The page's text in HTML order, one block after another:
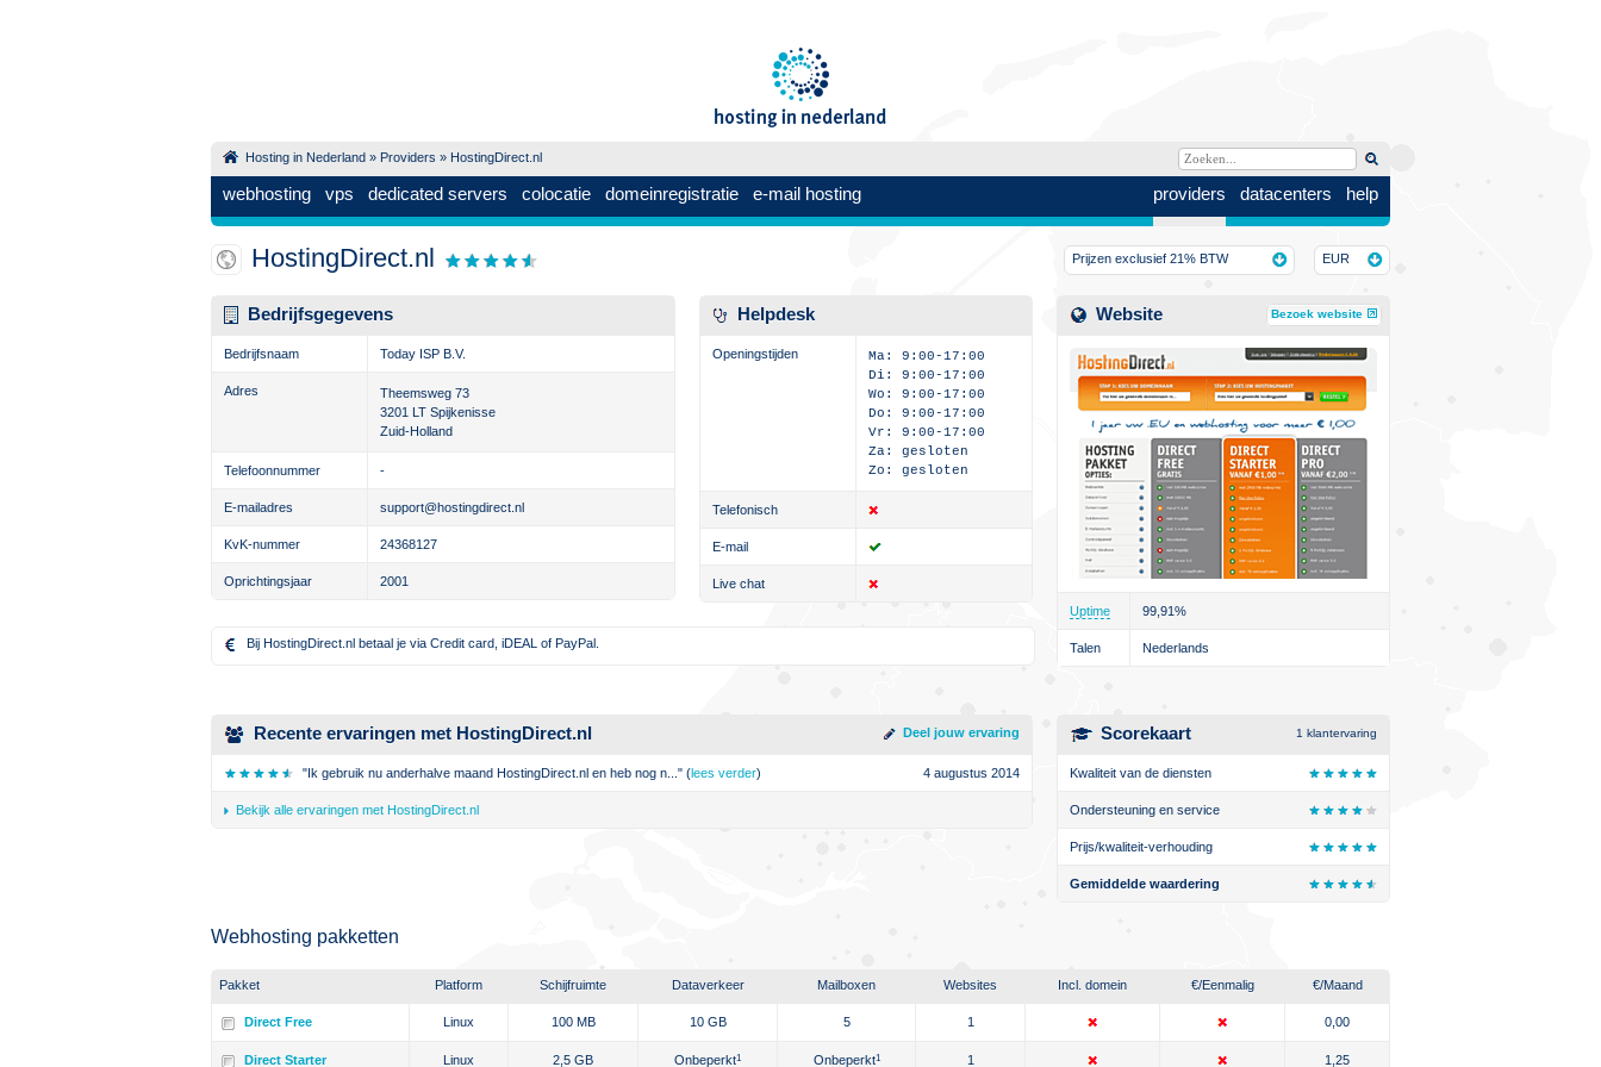
Hosting in Nederland » Providers » HostingDirect.nl
providers datacenters help
webhosting vps dedicated servers colocatie domeinregistratie e-mail hosting
EUR
Prijzen exclusief 21% BTW
HostingDirect.nl
Bedrijfsgegevens
Bedrijfsnaam Today ISP B.V.
Adres
Theemsweg 73
3201 LT Spijkenisse
Zuid-Holland
Telefoonnummer -
E-mailadres support@hostingdirect.nl
KvK-nummer 24368127
Oprichtingsjaar 2001
Helpdesk
Openingstijden
Ma: 9:00-17:00
Di: 9:00-17:00
Wo: 9:00-17:00
Do: 9:00-17:00
Vr: 9:00-17:00
Za: gesloten
Zo: gesloten
Telefonisch
E-mail
Live chat
Bezoek website
Website
Uptime 99,91%
Talen Nederlands
Bij HostingDirect.nl betaal je via Credit card, iDEAL of PayPal.
Recente ervaringen met HostingDirect.nl Deel jouw ervaring
"Ik gebruik nu anderhalve maand HostingDirect.nl en heb nog n..." (lees verder) 4 augustus 2014
Bekijk alle ervaringen met HostingDirect.nl
Scorekaart 1 klantervaring
Kwaliteit van de diensten
Ondersteuning en service
Prijs/kwaliteit-verhouding
Gemiddelde waardering
Webhosting pakketten
Pakket Platform Schijfruimte Dataverkeer Mailboxen Websites Incl. domein €/Eenmalig €/Maand
Direct Free Linux 100 MB 10 GB 5 1 0,00
Direct Starter Linux 2,5 GB Onbeperkt1 Onbeperkt1 1 1,25